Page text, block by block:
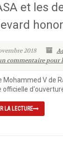
et les
2018
commentaire pour
Mohammed V de
LA LECTURE